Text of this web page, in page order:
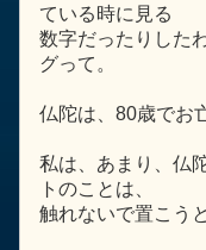
ている時に見る
数字だったりした
グって。
仏陀は、80歳でお
私は、あまり、仏
トのことは、
触れないで置こう